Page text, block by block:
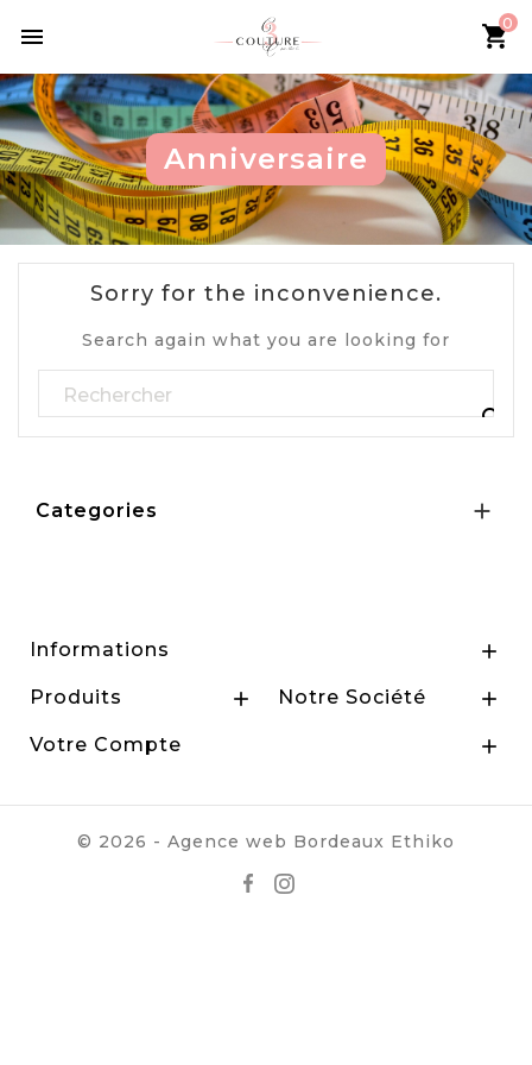
 0
Anniversaire
Sorry for the inconvenience.
Search again what you are looking for

Categories 
Informations 
Produits  Notre Société 
Votre Compte 
© 2026 - Agence web Bordeaux Ethiko